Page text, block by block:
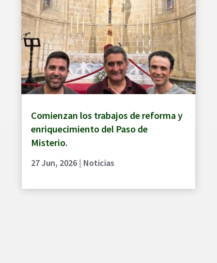
Comienzan los trabajos de reforma y
enriquecimiento del Paso de
Misterio.
27 Jun, 2026| Noticias